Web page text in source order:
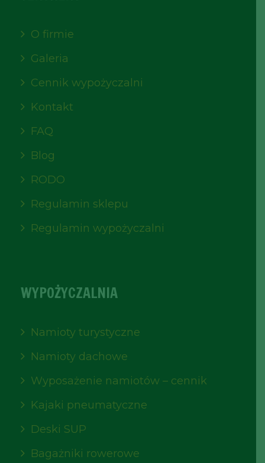
O firmie
Galeria
Cennik wypożyczalni
Kontakt
FAQ
Blog
RODO
Regulamin sklepu
Regulamin wypożyczalni
WYPOŻYCZALNIA
Namioty turystyczne
Namioty dachowe
Wyposażenie namiotów – cennik
Kajaki pneumatyczne
Deski SUP
Bagażniki rowerowe